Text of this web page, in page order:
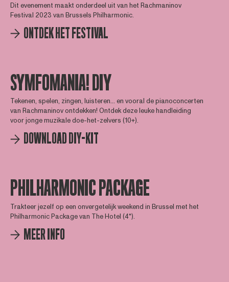
Dit evenement maakt onderdeel uit van het Rachmaninov
Festival 2023 van Brussels Philharmonic.
ONTDEK HET FESTIVAL
SYMFOMANIA! DIY
Tekenen, spelen, zingen, luisteren... en vooral de pianoconcerten
van Rachmaninov ontdekken! Ontdek deze leuke handleiding
voor jonge muzikale doe-het-zelvers (10+).
DOWNLOAD DIY-KIT
PHILHARMONIC PACKAGE
Trakteer jezelf op een onvergetelijk weekend in Brussel met het
Philharmonic Package van The Hotel (4*).
MEER INFO